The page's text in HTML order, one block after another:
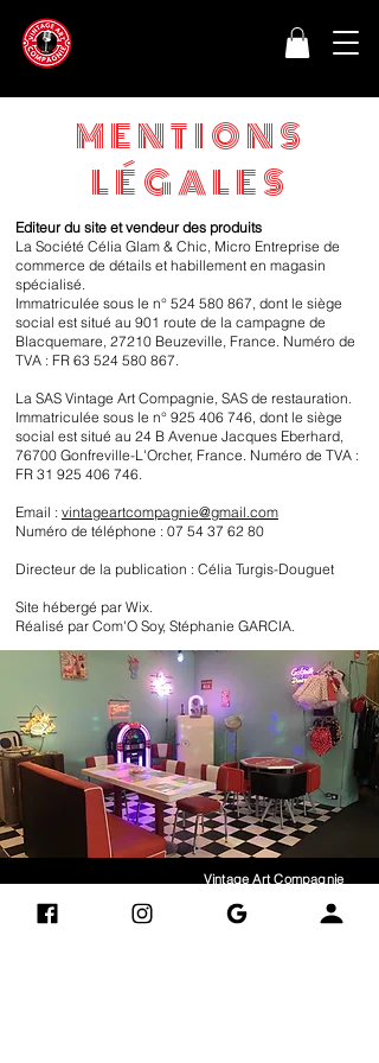
MENTIONS
LÉGALES
Editeur du site et vendeur des produits
La Société Célia Glam & Chic, Micro Entreprise de
commerce de détails et habillement en magasin
spécialisé.
Immatriculée sous le n° 524 580 867, dont le siège
social est situé au 901 route de la campagne de
Blacquemare, 27210 Beuzeville, France. Numéro de
TVA : FR 63 524 580 867.
​La SAS Vintage Art Compagnie, SAS de restauration.
Immatriculée sous le n° 925 406 746, dont le siège
social est situé au 24 B Avenue Jacques Eberhard,
76700 Gonfreville-L'Orcher, France. Numéro de TVA :
FR 31 925 406 746.
Email : vintageartcompagnie@gmail.com
Numéro de téléphone : 07 54 37 62 80
Directeur de la publication : Célia Turgis-Douguet
Site hébergé par Wix.
Réalisé par Com'O Soy, Stéphanie GARCIA.
Adres
Vintage Art Compagnie
(derrière Electro Dépôt​​)